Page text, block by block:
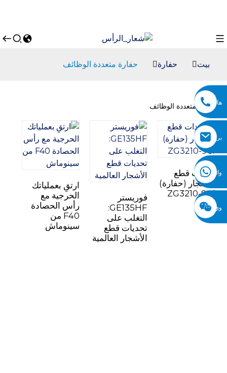
هاتف
بريد
إلكتروني
واتساب
وي
بيت حفارة حفارة متعددة الوظائف
حفارة متعددة الوظائف
معدات قطع
الأشجار (حفارة)
ZG3210-9Cl
فوريستر
GE135HF:
التغلب على
تحديات قطع
الأشجار العالمية
ارتقِ بعملياتك
الحرجية مع
رأس الحصادة
F40 من
سينوماش